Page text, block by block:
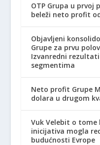
OTP Grupa u prvoj
beleži neto profit
Objavljeni
Grupe za prvu
Izvanredni
segmentima
Neto profit Grupe
dolara u drugom
Vuk Velebit o tome
inicijativa mogla
budućnosti Evrope